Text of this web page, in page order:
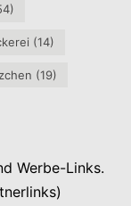
(14)
(19)
Werbe-Links.